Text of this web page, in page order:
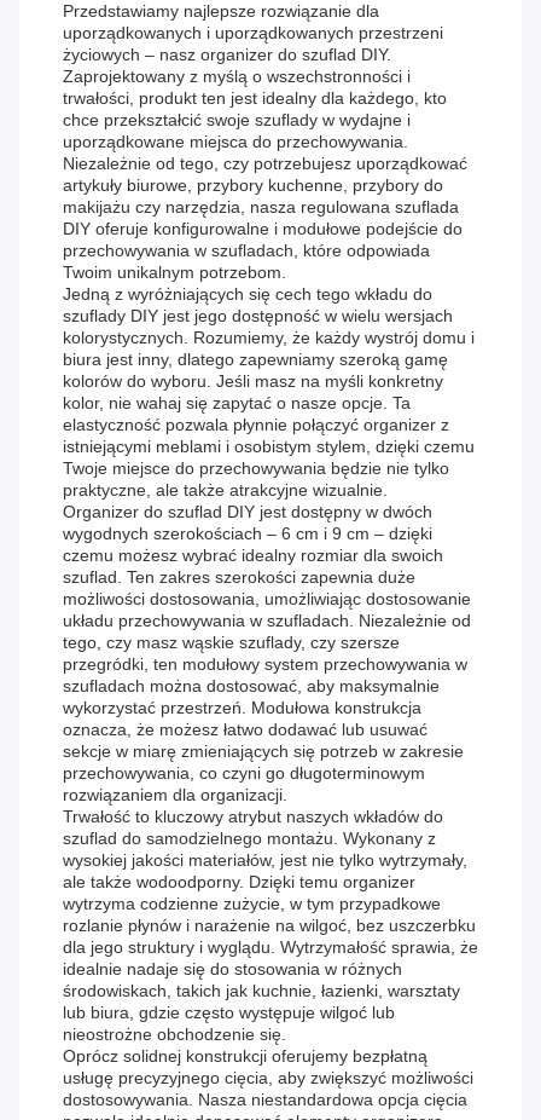
Przedstawiamy najlepsze rozwiązanie dla
uporządkowanych i uporządkowanych przestrzeni
życiowych – nasz organizer do szuflad DIY.
Zaprojektowany z myślą o wszechstronności i
trwałości, produkt ten jest idealny dla każdego, kto
chce przekształcić swoje szuflady w wydajne i
uporządkowane miejsca do przechowywania.
Niezależnie od tego, czy potrzebujesz uporządkować
artykuły biurowe, przybory kuchenne, przybory do
makijażu czy narzędzia, nasza regulowana szuflada
DIY oferuje konfigurowalne i modułowe podejście do
przechowywania w szufladach, które odpowiada
Twoim unikalnym potrzebom.
Jedną z wyróżniających się cech tego wkładu do
szuflady DIY jest jego dostępność w wielu wersjach
kolorystycznych. Rozumiemy, że każdy wystrój domu i
biura jest inny, dlatego zapewniamy szeroką gamę
kolorów do wyboru. Jeśli masz na myśli konkretny
kolor, nie wahaj się zapytać o nasze opcje. Ta
elastyczność pozwala płynnie połączyć organizer z
istniejącymi meblami i osobistym stylem, dzięki czemu
Twoje miejsce do przechowywania będzie nie tylko
praktyczne, ale także atrakcyjne wizualnie.
Organizer do szuflad DIY jest dostępny w dwóch
wygodnych szerokościach – 6 cm i 9 cm – dzięki
czemu możesz wybrać idealny rozmiar dla swoich
szuflad. Ten zakres szerokości zapewnia duże
możliwości dostosowania, umożliwiając dostosowanie
układu przechowywania w szufladach. Niezależnie od
tego, czy masz wąskie szuflady, czy szersze
przegródki, ten modułowy system przechowywania w
szufladach można dostosować, aby maksymalnie
wykorzystać przestrzeń. Modułowa konstrukcja
oznacza, że ​​możesz łatwo dodawać lub usuwać
sekcje w miarę zmieniających się potrzeb w zakresie
przechowywania, co czyni go długoterminowym
rozwiązaniem dla organizacji.
Trwałość to kluczowy atrybut naszych wkładów do
szuflad do samodzielnego montażu. Wykonany z
wysokiej jakości materiałów, jest nie tylko wytrzymały,
ale także wodoodporny. Dzięki temu organizer
wytrzyma codzienne zużycie, w tym przypadkowe
rozlanie płynów i narażenie na wilgoć, bez uszczerbku
dla jego struktury i wyglądu. Wytrzymałość sprawia, że
​​idealnie nadaje się do stosowania w różnych
środowiskach, takich jak kuchnie, łazienki, warsztaty
lub biura, gdzie często występuje wilgoć lub
nieostrożne obchodzenie się.
Oprócz solidnej konstrukcji oferujemy bezpłatną
usługę precyzyjnego cięcia, aby zwiększyć możliwości
dostosowywania. Nasza niestandardowa opcja cięcia